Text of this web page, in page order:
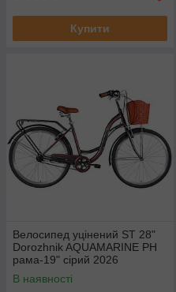
Купити
Велосипед уцінений ST 28"
Dorozhnik AQUAMARINE PH
рама-19" сірий 2026
В наявності